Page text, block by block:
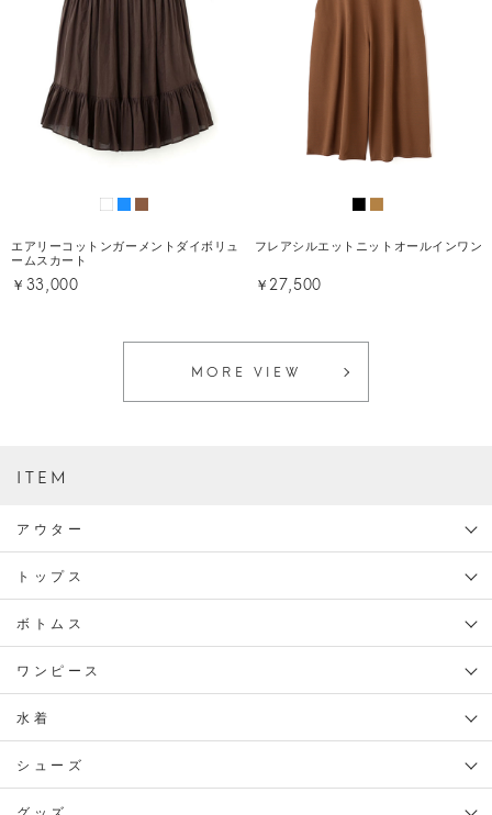
エアリーコットンガーメントダイボリュ
ームスカート
￥33,000
フレアシルエットニットオールインワン
￥27,500
MORE VIEW
ITEM
アウター
トップス
ボトムス
ワンピース
水着
シューズ